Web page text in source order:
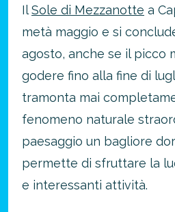
IlSole di Mezzanotte a
metà maggio e si
agosto, anche se il picco
godere fino alla fine di
tramonta mai
fenomeno naturale
paesaggio un bagliore
permette di sfruttare la
e interessanti attività.